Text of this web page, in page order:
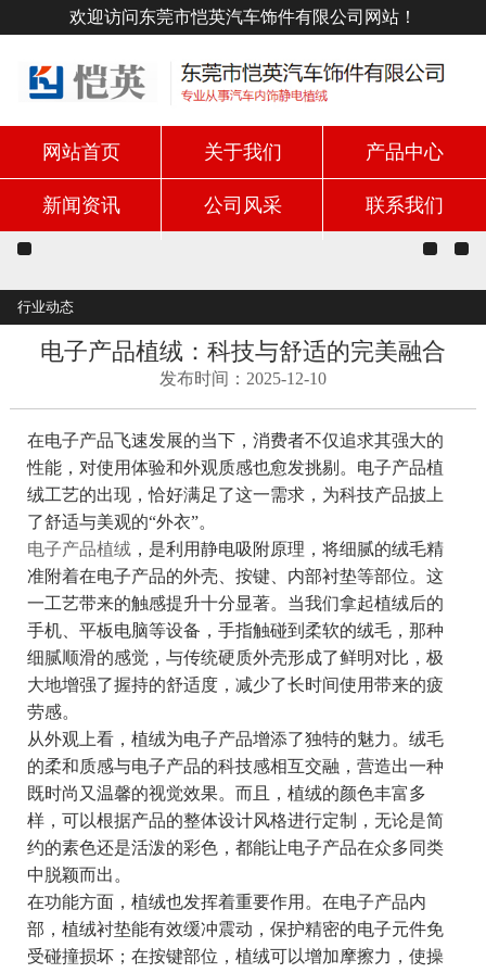
欢迎访问东莞市恺英汽车饰件有限公司网站！
网站首页 关于我们 产品中心
新闻资讯 公司风采 联系我们
行业动态
电子产品植绒：科技与舒适的完美融合
发布时间：2025-12-10
在电子产品飞速发展的当下，消费者不仅追求其强大的
性能，对使用体验和外观质感也愈发挑剔。电子产品植
绒工艺的出现，恰好满足了这一需求，为科技产品披上
了舒适与美观的“外衣”。
电子产品植绒，是利用静电吸附原理，将细腻的绒毛精
准附着在电子产品的外壳、按键、内部衬垫等部位。这
一工艺带来的触感提升十分显著。当我们拿起植绒后的
手机、平板电脑等设备，手指触碰到柔软的绒毛，那种
细腻顺滑的感觉，与传统硬质外壳形成了鲜明对比，极
大地增强了握持的舒适度，减少了长时间使用带来的疲
劳感。
从外观上看，植绒为电子产品增添了独特的魅力。绒毛
的柔和质感与电子产品的科技感相互交融，营造出一种
既时尚又温馨的视觉效果。而且，植绒的颜色丰富多
样，可以根据产品的整体设计风格进行定制，无论是简
约的素色还是活泼的彩色，都能让电子产品在众多同类
中脱颖而出。
在功能方面，植绒也发挥着重要作用。在电子产品内
部，植绒衬垫能有效缓冲震动，保护精密的电子元件免
受碰撞损坏；在按键部位，植绒可以增加摩擦力，使操